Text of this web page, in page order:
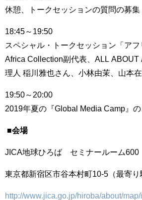
休憩、トークセッションの質問の募集
18:45～ 19:50
スペシャル・トークセッション「ア
Africa Collection副代表、 ALL ABOUT
理人 稲川雅也さん、小林由茉、山本在
19:50～ 20:00
2019年夏の『Global Media Camp 』
■会場
JICA地球ひろば セミナールーム600
東京都新宿区市谷本村町10-5 （最寄
http://www.jica.go.jp/hiroba/about/map/